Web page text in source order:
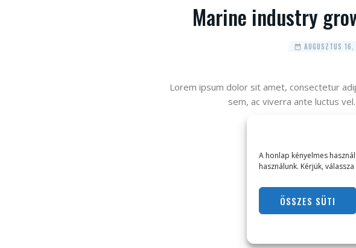
A honlap kényelmes
használunk. Kérjük,
ÖSSZES SÜTI
Marine industry
AUGUSZTUS
Lorem ipsum dolor sit amet, consectetur
sem, ac viverra ante luctus